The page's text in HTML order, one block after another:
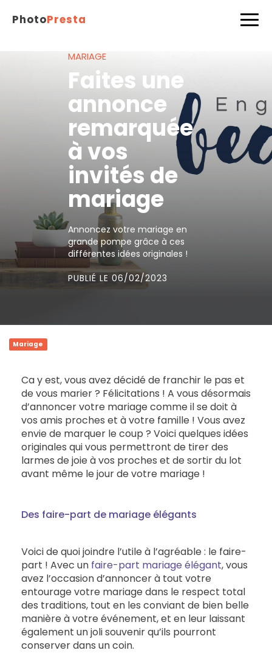
PhotoPresta
MARIAGE
Faites une
annonce
remarquée
à vos
invités de
mariage
Annoncez votre mariage en
grande pompe grâce à ces
différentes idées originales !
PUBLIÉ LE 06/02/2023
Mariage
Ca y est, vous avez décidé de franchir le pas et
de vous marier ? Félicitations ! A vous désormais
d’annoncer votre mariage comme il se doit à
vos amis proches et à votre famille ! Vous avez
envie de marquer le coup ? Voici quelques idées
originales qui vous permettront de tirer des
larmes de joie à vos proches et de sortir du lot
avant même le jour de votre mariage !
Des faire-part de mariage élégants
Voici de quoi joindre l’utile à l’agréable : le faire-
part ! Avec un faire-part mariage élégant, vous
avez l’occasion d’annoncer à tout votre
entourage votre mariage dans le respect total
des traditions, tout en les conviant de bien belle
manière à votre événement, et en leur laissant
également un joli souvenir qu’ils pourront
conserver dans un coin.